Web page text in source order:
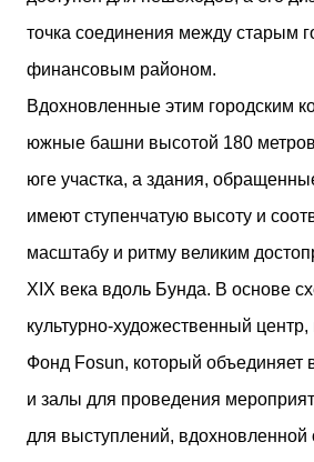
точка соединения между старым
финансовым районом.
Вдохновленные этим городским
южные башни высотой 180
юге участка, а здания,
имеют ступенчатую высоту и
масштабу и ритму великим
XIX века вдоль Бунда. В основе
культурно-художественный
Фонд Fosun, который объединяет
и залы для проведения
для выступлений, вдохновленной